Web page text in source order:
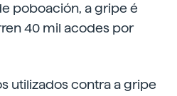
poboación, a gripe é
40 mil acodes por
utilizados contra a gripe